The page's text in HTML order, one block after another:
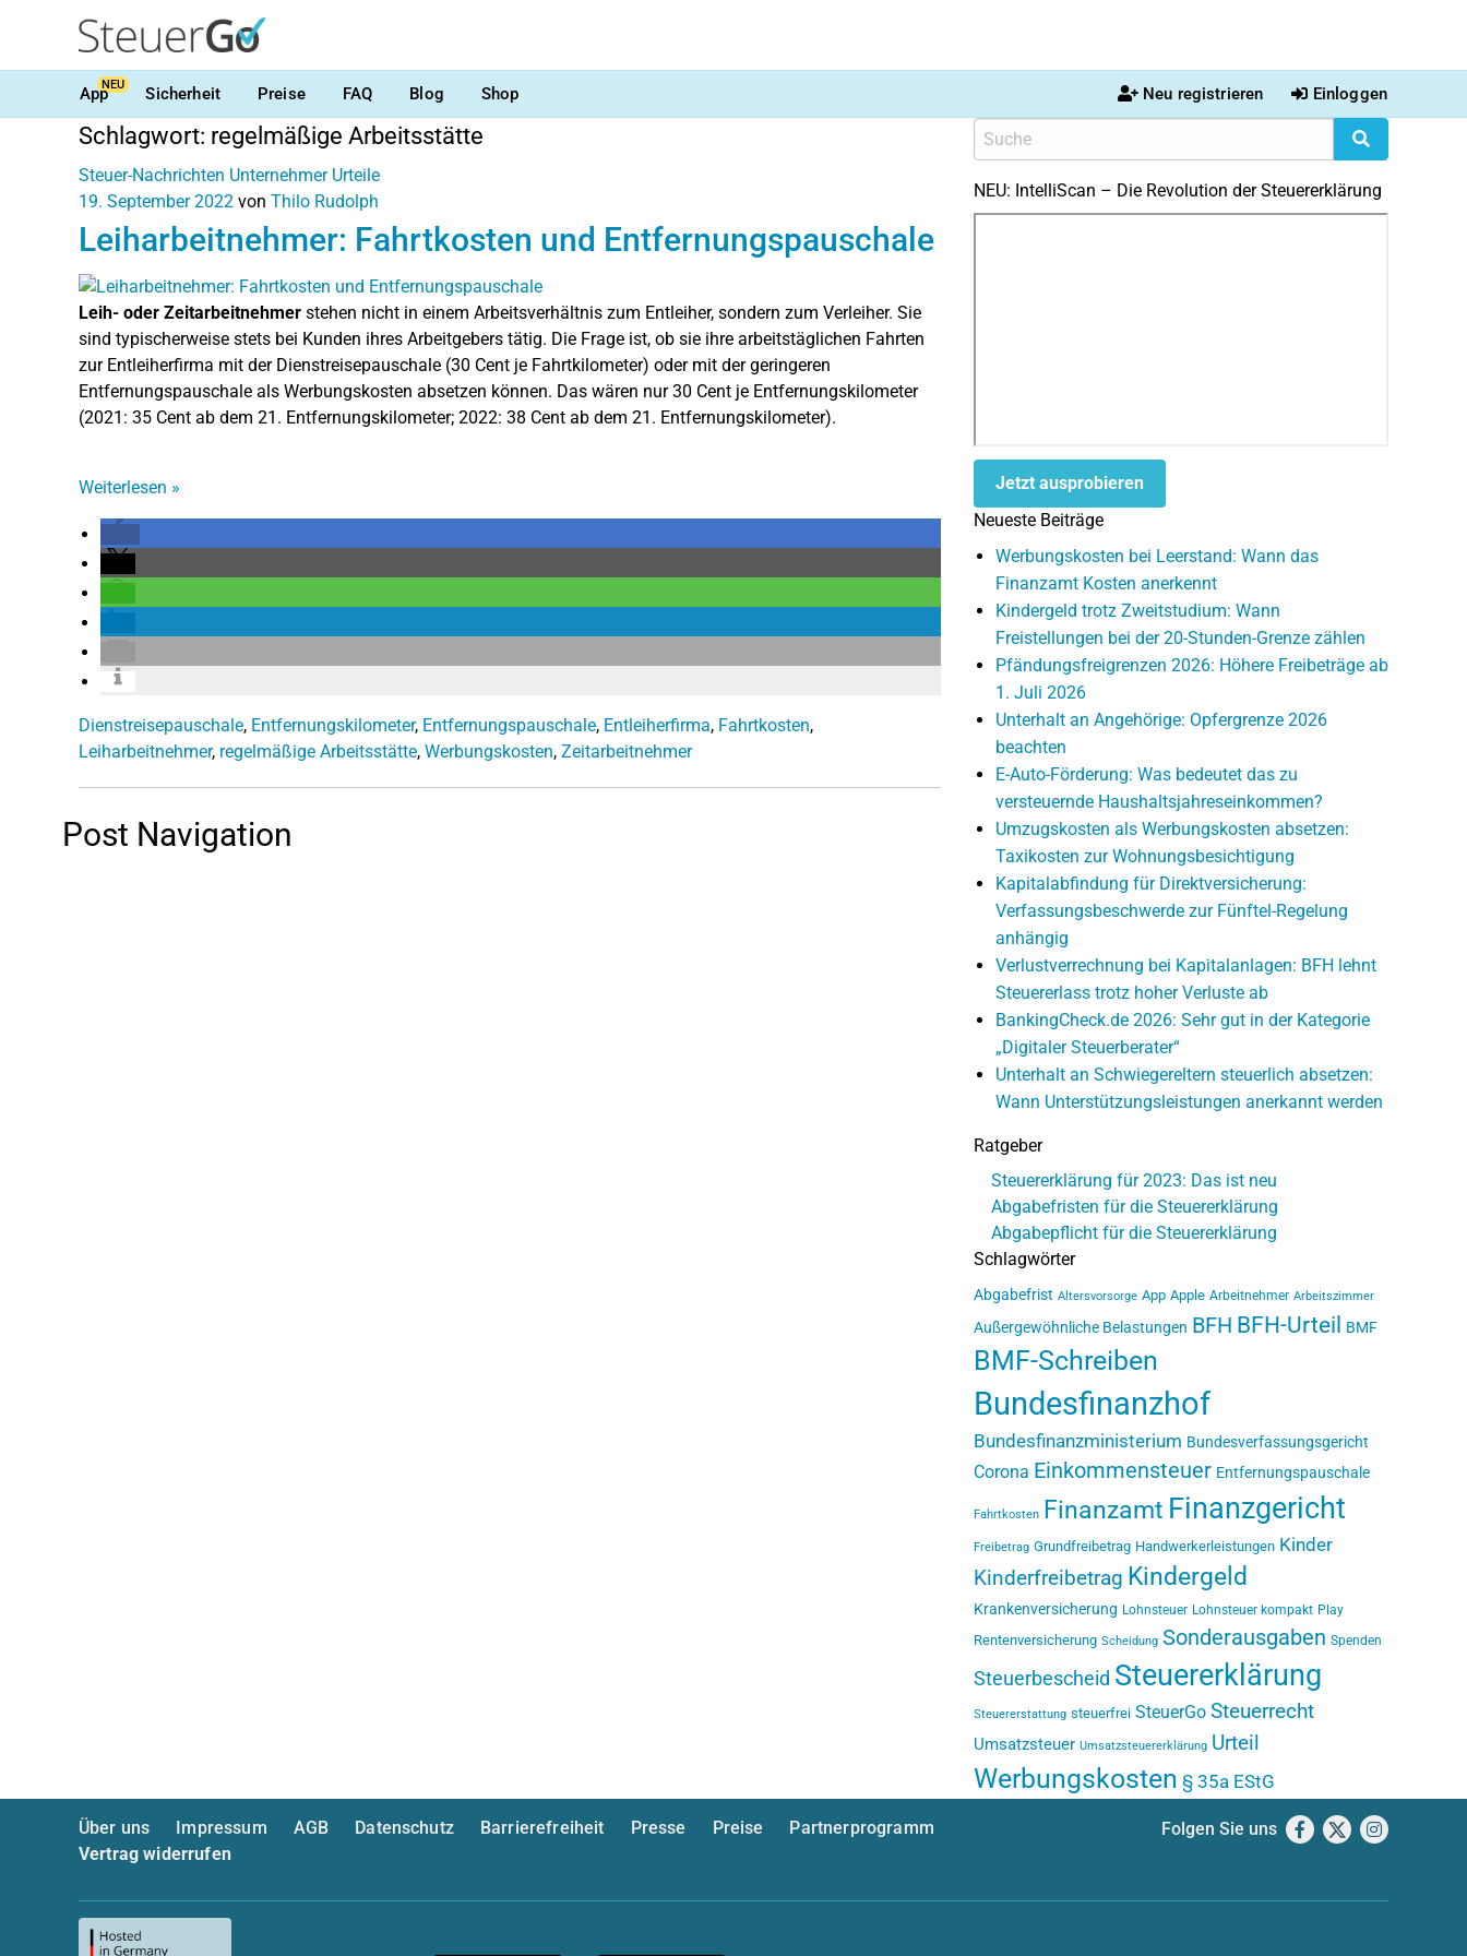
AppNEU Sicherheit Preise FAQ Blog Shop Neu registrieren Einloggen
Schlagwort: regelmäßige Arbeitsstätte
Steuer-Nachrichten Unternehmer Urteile
19. September 2022 von Thilo Rudolph
Leiharbeitnehmer: Fahrtkosten und Entfernungspauschale
Leih- oder Zeitarbeitnehmer stehen nicht in einem Arbeitsverhältnis zum Entleiher, sondern zum Verleiher. Sie
sind typischerweise stets bei Kunden ihres Arbeitgebers tätig. Die Frage ist, ob sie ihre arbeitstäglichen Fahrten
zur Entleiherfirma mit der Dienstreisepauschale (30 Cent je Fahrtkilometer) oder mit der geringeren
Entfernungspauschale als Werbungskosten absetzen können. Das wären nur 30 Cent je Entfernungskilometer
(2021: 35 Cent ab dem 21. Entfernungskilometer; 2022: 38 Cent ab dem 21. Entfernungskilometer).
Weiterlesen »
Dienstreisepauschale, Entfernungskilometer, Entfernungspauschale, Entleiherfirma, Fahrtkosten,
Leiharbeitnehmer, regelmäßige Arbeitsstätte, Werbungskosten, Zeitarbeitnehmer
Post Navigation
NEU: IntelliScan – Die Revolution der Steuererklärung
Jetzt ausprobieren
Neueste Beiträge
Werbungskosten bei Leerstand: Wann das
Finanzamt Kosten anerkennt
Kindergeld trotz Zweitstudium: Wann
Freistellungen bei der 20-Stunden-Grenze zählen
Pfändungsfreigrenzen 2026: Höhere Freibeträge ab
1. Juli 2026
Unterhalt an Angehörige: Opfergrenze 2026
beachten
E-Auto-Förderung: Was bedeutet das zu
versteuernde Haushaltsjahreseinkommen?
Umzugskosten als Werbungskosten absetzen:
Taxikosten zur Wohnungsbesichtigung
Kapitalabfindung für Direktversicherung:
Verfassungsbeschwerde zur Fünftel-Regelung
anhängig
Verlustverrechnung bei Kapitalanlagen: BFH lehnt
Steuererlass trotz hoher Verluste ab
BankingCheck.de 2026: Sehr gut in der Kategorie
„Digitaler Steuerberater“
Unterhalt an Schwiegereltern steuerlich absetzen:
Wann Unterstützungsleistungen anerkannt werden
Ratgeber
Steuererklärung für 2023: Das ist neu
Abgabefristen für die Steuererklärung
Abgabepflicht für die Steuererklärung
Schlagwörter
Abgabefrist Altersvorsorge App Apple Arbeitnehmer Arbeitszimmer
Außergewöhnliche Belastungen BFH BFH-Urteil BMF
BMF-Schreiben
Bundesfinanzhof
Bundesfinanzministerium Bundesverfassungsgericht
Corona Einkommensteuer Entfernungspauschale
Fahrtkosten Finanzamt Finanzgericht
Freibetrag Grundfreibetrag Handwerkerleistungen Kinder
Kinderfreibetrag Kindergeld
Krankenversicherung Lohnsteuer Lohnsteuer kompakt Play
Rentenversicherung Scheidung Sonderausgaben Spenden
Steuerbescheid Steuererklärung
Steuererstattung steuerfrei SteuerGo Steuerrecht
Umsatzsteuer Umsatzsteuererklärung Urteil
Werbungskosten § 35a EStG
Über uns Impressum AGB Datenschutz Barrierefreiheit Presse Preise
Partnerprogramm
Vertrag widerrufen
Folgen Sie uns Facebook
X Instagram